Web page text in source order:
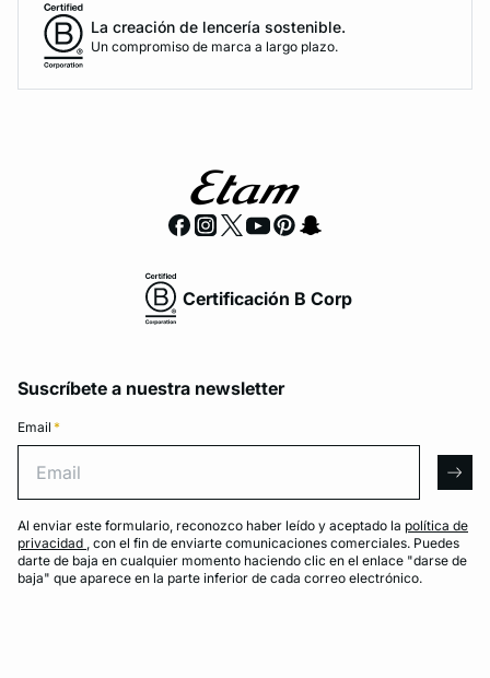
La creación de lencería sostenible.
Un compromiso de marca a largo plazo.
Certificación B Corp
Suscríbete a nuestra newsletter
Email *
Al enviar este formulario, reconozco haber leído y aceptado la política de
privacidad , con el fin de enviarte comunicaciones comerciales. Puedes
darte de baja en cualquier momento haciendo clic en el enlace "darse de
baja" que aparece en la parte inferior de cada correo electrónico.